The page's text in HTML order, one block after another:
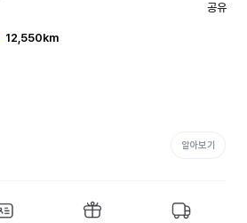
공유
12,550km
알아보기